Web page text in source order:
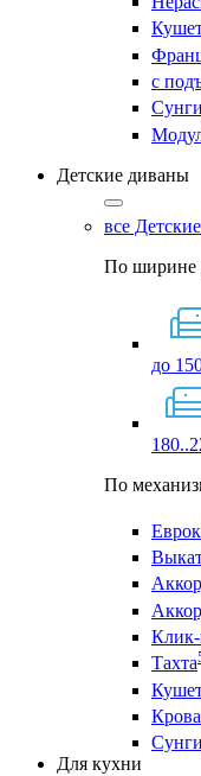
с
Детские диваны
все
По ширине
до
По
Клик-
Тахта
Для кухни